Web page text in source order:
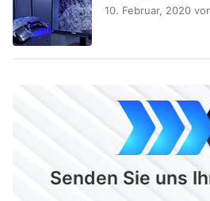
10. Februar, 2020
Senden Sie uns